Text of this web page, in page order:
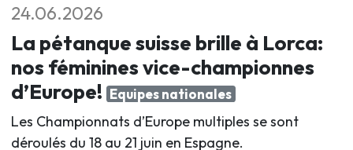
24.06.2026
La pétanque suisse brille à Lorca:
nos féminines vice-championnes
d’Europe! Equipes nationales
Les Championnats d’Europe multiples se sont
déroulés du 18 au 21 juin en Espagne.